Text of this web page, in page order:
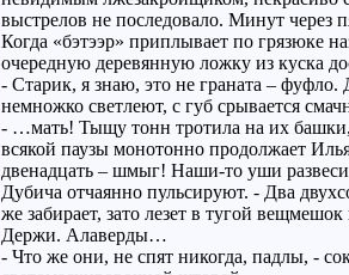
выстрелов не последовало. Минут через
Когда «бэтээр» приплывает по грязюке
очередную деревянную ложку из куска
- Старик, я знаю, это не граната –
немножко светлеют, с губ срывается
- …мать! Тыщу тонн тротила на их
всякой паузы монотонно продолжает
двенадцать – шмыг! Наши-то уши
Дубича отчаянно пульсируют. - Два
же забирает, зато лезет в тугой
Держи. Алаверды…
- Что же они, не спят никогда, падлы, -